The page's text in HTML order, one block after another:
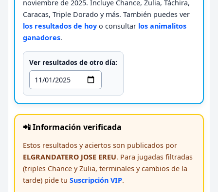
noviembre de 2025. Incluye Chance, Zulia, Táchira,
Caracas, Triple Dorado y más. También puedes ver
los resultados de hoy o consultar los animalitos
ganadores.
Ver resultados de otro día:
📲 Información verificada
Estos resultados y aciertos son publicados por
ELGRANDATERO JOSE EREU. Para jugadas filtradas
(triples Chance y Zulia, terminales y cambios de la
tarde) pide tu Suscripción VIP.